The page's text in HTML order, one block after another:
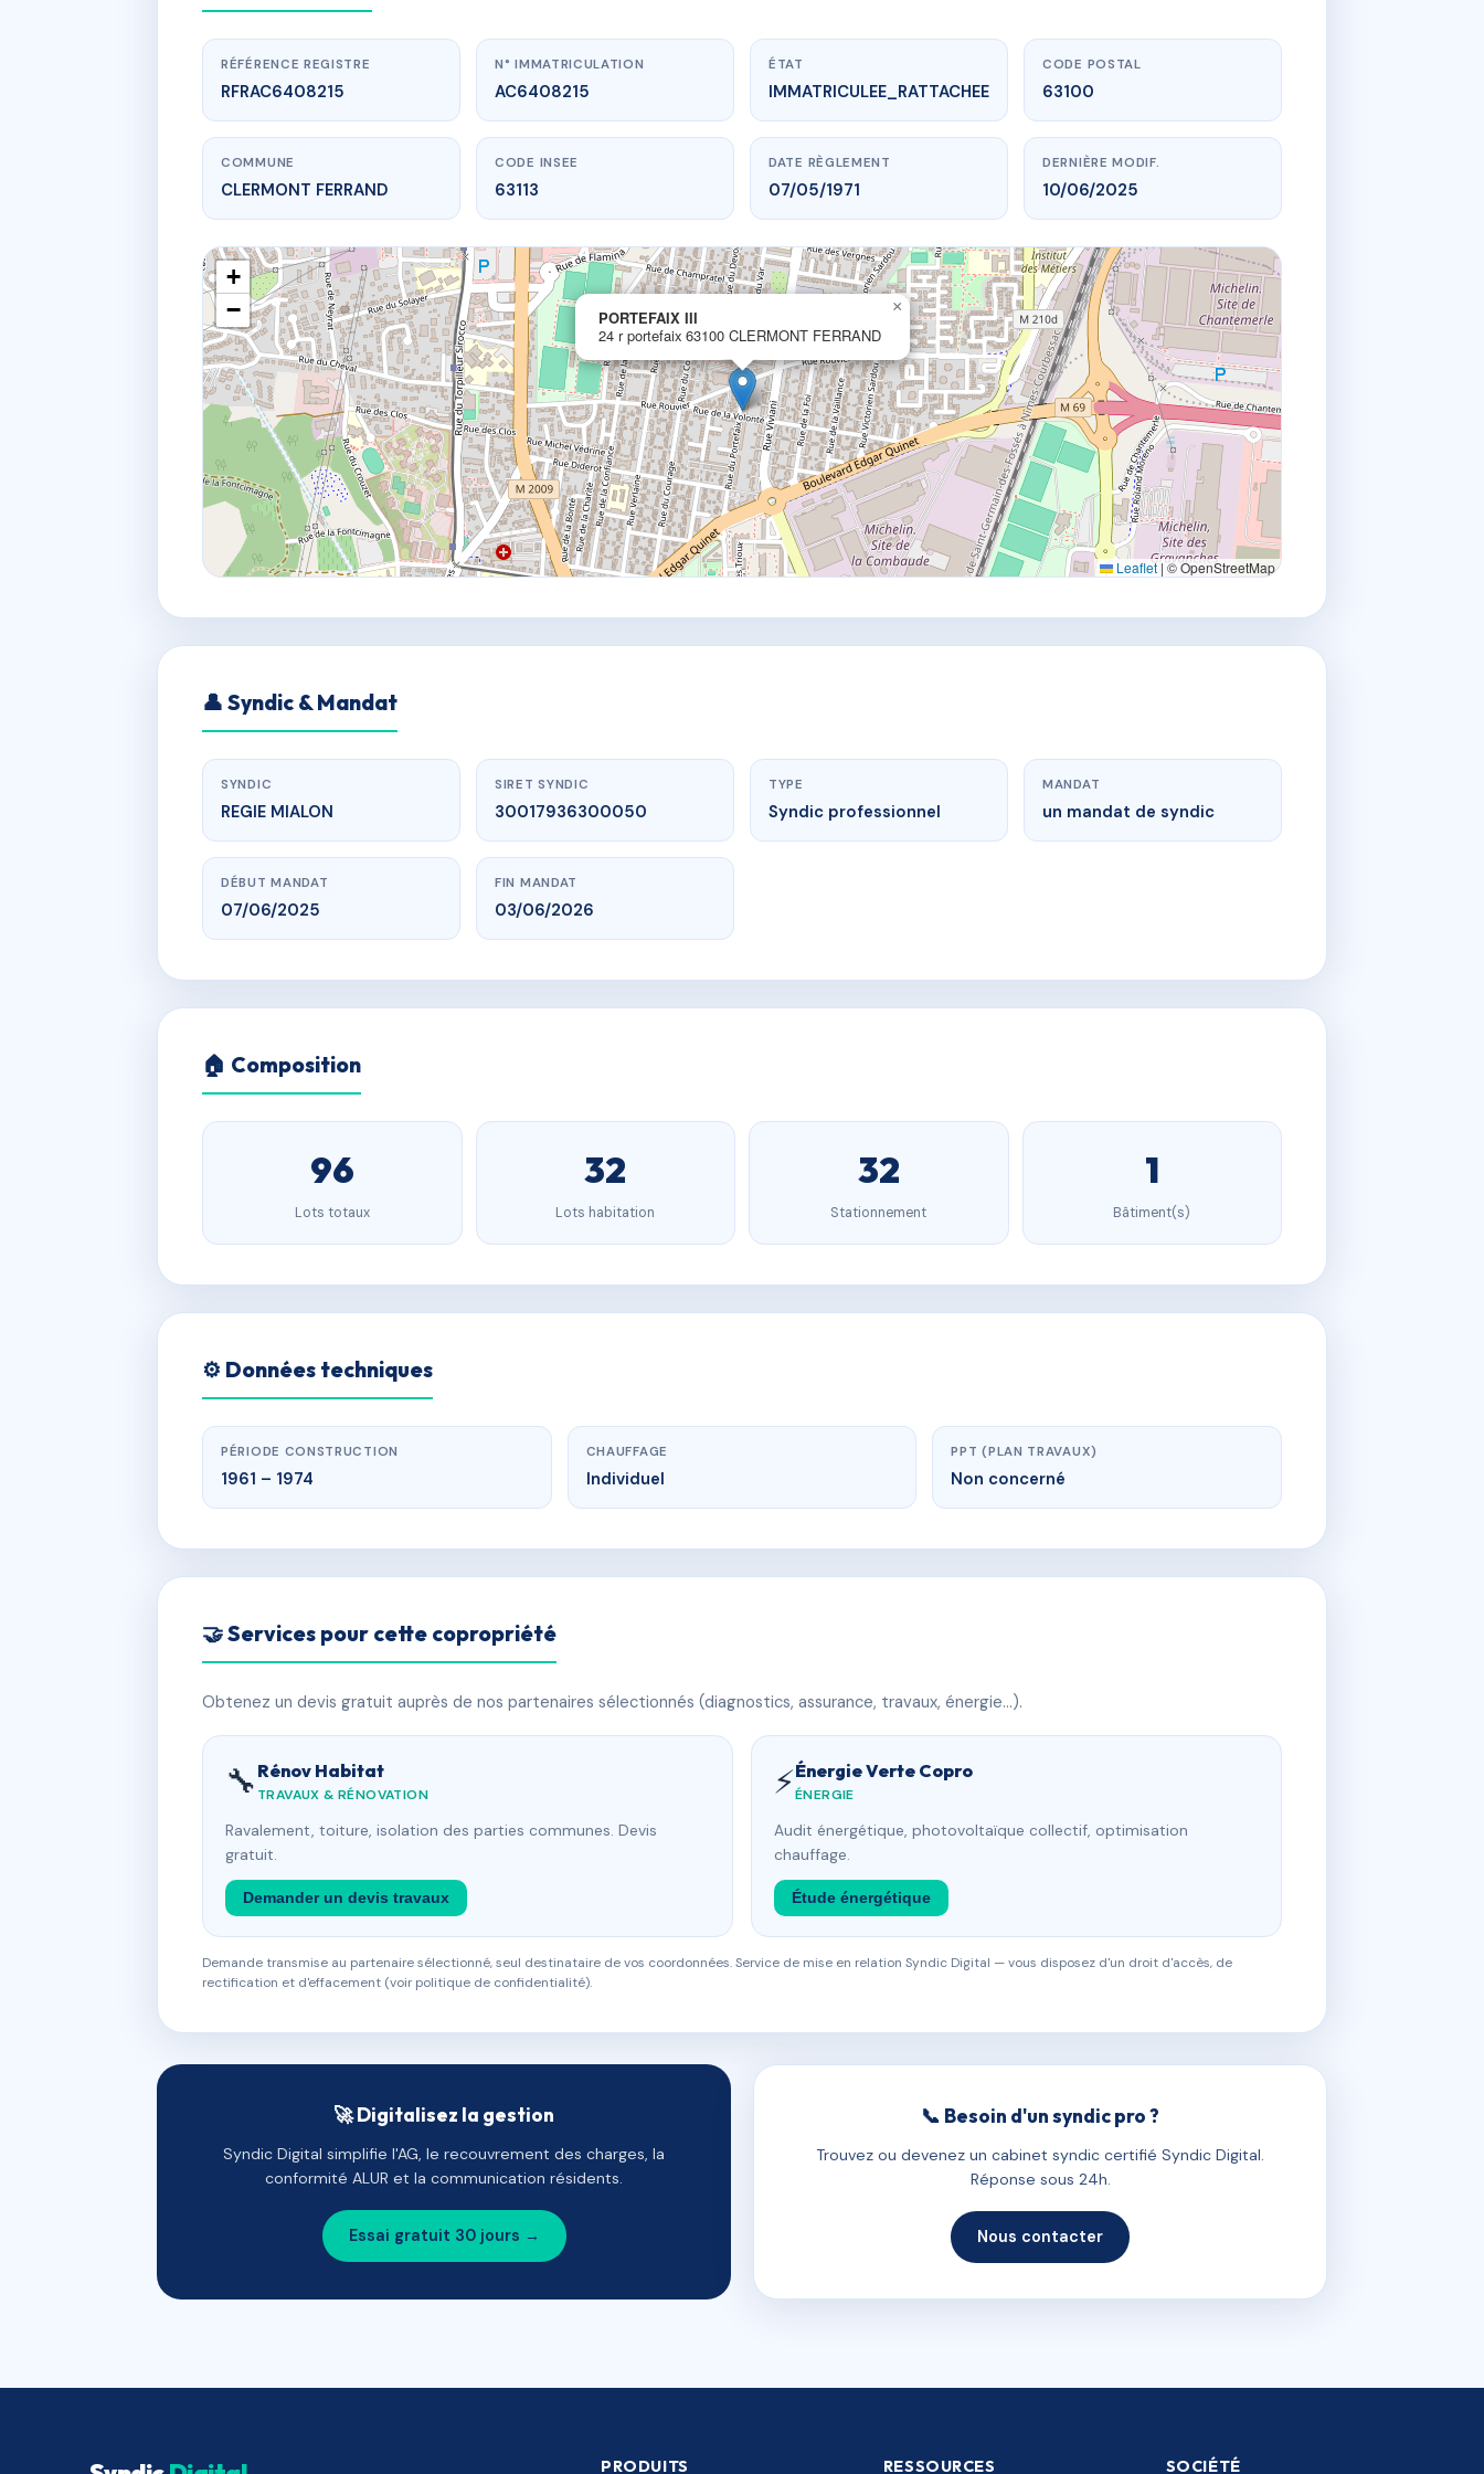
www.vme.plus/AC6408215
PORTEFAIX III
24 r portefaix63100 CLERMONT FERRAND
RÉFÉRENCE REGISTRE
RFRAC6408215
N° IMMATRICULATION
AC6408215
ÉTAT
IMMATRICULEE_RATTACHEE
CODE POSTAL
63100
COMMUNE
CLERMONT FERRAND
CODE INSEE
63113
DATE RÈGLEMENT
07/05/1971
DERNIÈRE MODIF.
10/06/2025
PORTEFAIX III
24 r portefaix 63100 CLERMONT FERRAND
×
+
−
Leaflet |© OpenStreetMap
👤 Syndic & Mandat
SYNDIC
REGIE MIALON
SIRET SYNDIC
30017936300050
TYPE
Syndic professionnel
MANDAT
un mandat de syndic
DÉBUT MANDAT
07/06/2025
FIN MANDAT
03/06/2026
🏠 Composition
96
Lots totaux
32
Lots habitation
32
Stationnement
1
Bâtiment(s)
⚙️ Données techniques
PÉRIODE CONSTRUCTION
1961 – 1974
CHAUFFAGE
Individuel
PPT (PLAN TRAVAUX)
Non concerné
🤝 Services pour cette copropriété
Obtenez un devis gratuit auprès de nos partenaires sélectionnés (diagnostics, assurance, travaux, énergie…).
🔧 Rénov Habitat
TRAVAUX & RÉNOVATION
Ravalement, toiture, isolation des parties communes. Devis
gratuit.
Demander un devis travaux
⚡Énergie Verte Copro
ÉNERGIE
Audit énergétique, photovoltaïque collectif, optimisation
chauffage.
Étude énergétique
Demande transmise au partenaire sélectionné, seul destinataire de vos coordonnées. Service de mise en relation Syndic Digital — vous disposez d'un droit d'accès, de
rectification et d'effacement (voir politique de confidentialité).
🚀 Digitalisez la gestion
Syndic Digital simplifie l'AG, le recouvrement des charges, la
conformité ALUR et la communication résidents.
Essai gratuit 30 jours →
📞 Besoin d'un syndic pro ?
Trouvez ou devenez un cabinet syndic certifié Syndic Digital.
Réponse sous 24h.
Nous contacter
PRODUITS RESSOURCES SOCIÉTÉ